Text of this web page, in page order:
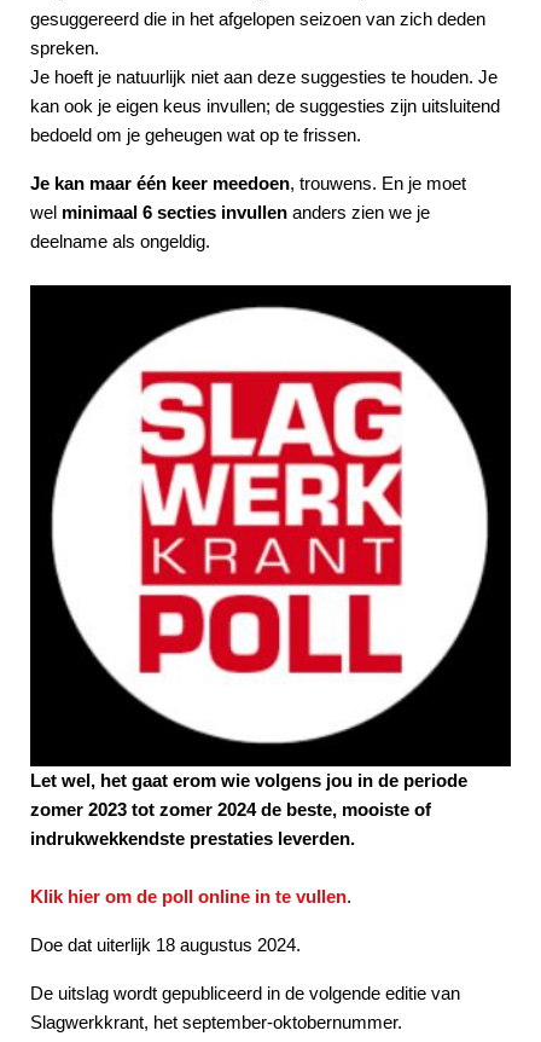
gesuggereerd die in het afgelopen seizoen van zich deden
spreken.
Je hoeft je natuurlijk niet aan deze suggesties te houden. Je
kan ook je eigen keus invullen; de suggesties zijn uitsluitend
bedoeld om je geheugen wat op te frissen.
Je kan maar één keer meedoen, trouwens. En je moet
wel minimaal 6 secties invullen anders zien we je
deelname als ongeldig.
Let wel, het gaat erom wie volgens jou in de periode
zomer 2023 tot zomer 2024 de beste, mooiste of
indrukwekkendste prestaties leverden.
Klik hier om de poll online in te vullen.
Doe dat uiterlijk 18 augustus 2024.
De uitslag wordt gepubliceerd in de volgende editie van
Slagwerkkrant, het september-oktobernummer.